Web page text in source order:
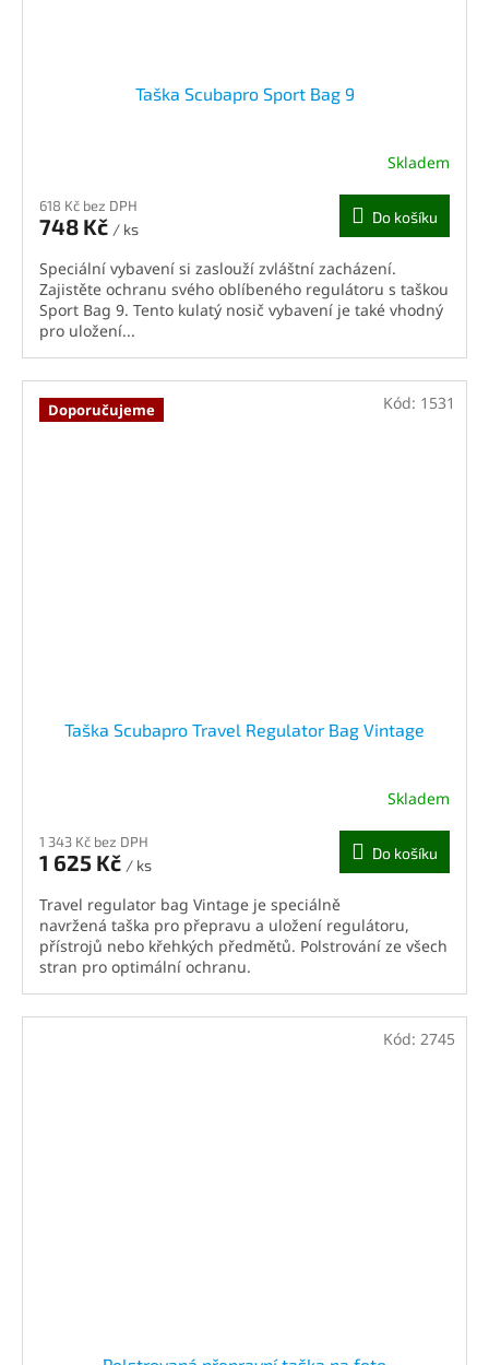
Taška Scubapro Sport Bag 9
Skladem
618 Kč bez DPH
748 Kč / ks
Do košíku
Speciální vybavení si zaslouží zvláštní zacházení.
Zajistěte ochranu svého oblíbeného regulátoru s taškou
Sport Bag 9. Tento kulatý nosič vybavení je také vhodný
pro uložení...
Doporučujeme
Taška Scubapro Travel Regulator Bag Vintage
Skladem
1 343 Kč bez DPH
1 625 Kč / ks
Do košíku
Travel regulator bag Vintage je speciálně
navržená taška pro přepravu a uložení regulátoru,
přístrojů nebo křehkých předmětů. Polstrování ze všech
stran pro optimální ochranu.
Kód: 1531
Kód: 2745